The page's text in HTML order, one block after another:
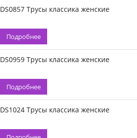
DS0857 Трусы классика женские
Подробнее
DS0959 Трусы классика женские
Подробнее
DS1024 Трусы классика женские